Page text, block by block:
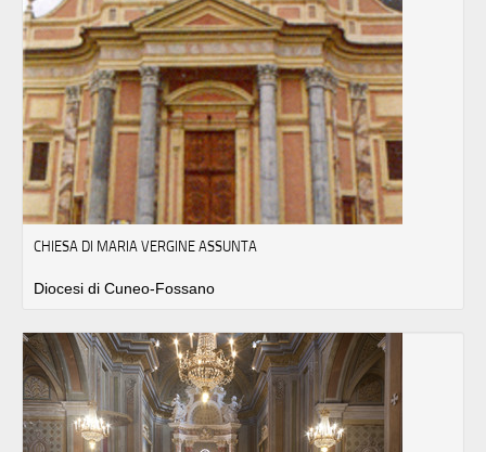
CHIESA DI MARIA VERGINE ASSUNTA
Diocesi di Cuneo-Fossano